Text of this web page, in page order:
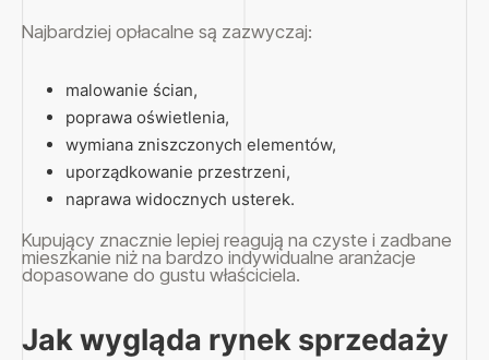
Najbardziej opłacalne są zazwyczaj:
malowanie ścian,
poprawa oświetlenia,
wymiana zniszczonych elementów,
uporządkowanie przestrzeni,
naprawa widocznych usterek.
Kupujący znacznie lepiej reagują na czyste i zadbane
mieszkanie niż na bardzo indywidualne aranżacje
dopasowane do gustu właściciela.
Jak wygląda rynek sprzedaży